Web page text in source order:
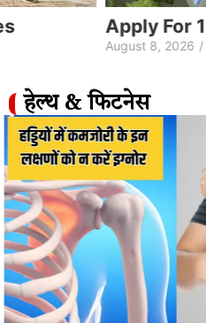
Apply For 1538
/ 2:40 pm
हेल्थ & फिटनेस